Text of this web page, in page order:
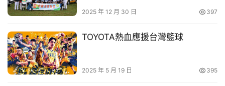
R
藍色監獄主
視覺
藍色監獄成
員牆
2025 年 12 月 30 日 397
TOYOTA熱血應援台灣籃球
2025 年 5 月 19 日 395